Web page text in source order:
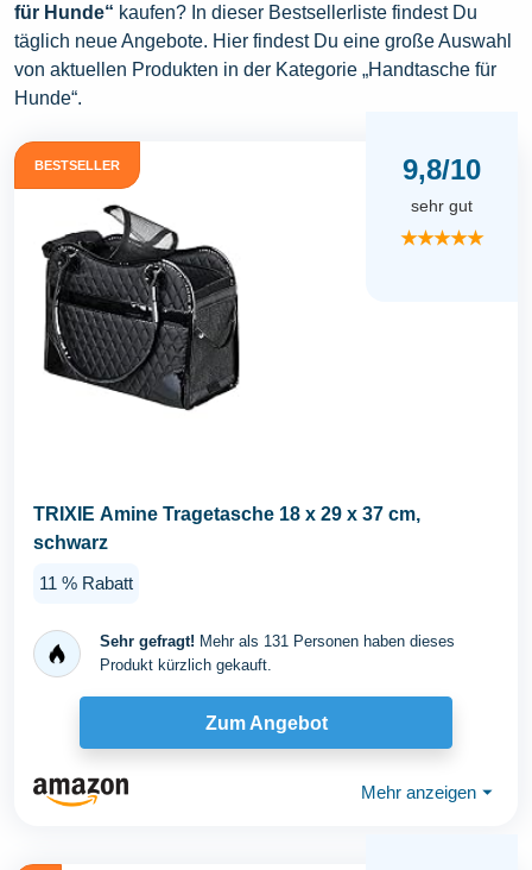
für Hunde“ kaufen? In dieser Bestsellerliste findest Du
täglich neue Angebote. Hier findest Du eine große Auswahl
von aktuellen Produkten in der Kategorie „Handtasche für
Hunde“.
BESTSELLER 9,8/10
sehr gut
★★★★★
TRIXIE Amine Tragetasche 18 x 29 x 37 cm,
schwarz
11 % Rabatt
Sehr gefragt! Mehr als 131 Personen haben dieses
Produkt kürzlich gekauft.
Zum Angebot
Mehr anzeigen ⏷